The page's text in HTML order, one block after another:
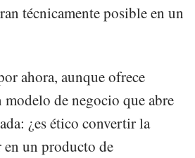
técnicamente posible en un
ahora, aunque ofrece
de negocio que abre
¿es ético convertir la
un producto de